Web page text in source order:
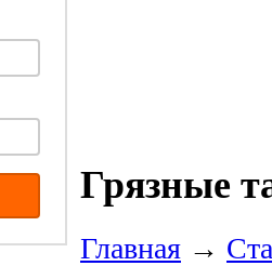
Грязные
Главная →